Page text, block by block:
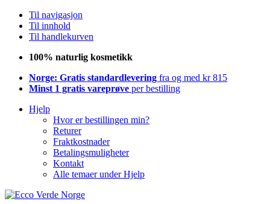
Til navigasjon
Til innhold
Til handlekurven
100% naturlig kosmetikk
Norge: Gratis standardlevering fra og med kr 815
Minst 1 gratis vareprøve per bestilling
Hjelp
Hvor er bestillingen min?
Returer
Fraktkostnader
Betalingsmuligheter
Kontakt
Alle temaer under Hjelp